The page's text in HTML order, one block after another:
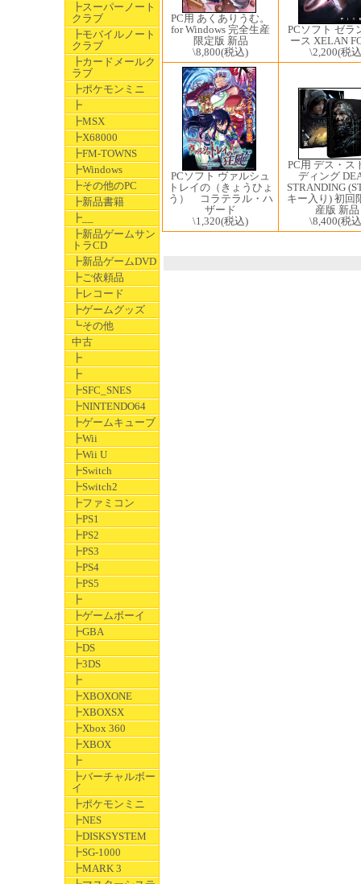
┣スーパーノート
クラブ
┣モバイルノート
クラブ
┣カードメールク
ラブ
┣ポケモンミニ
┣
┣MSX
┣X68000
┣FM-TOWNS
┣Windows
┣その他のPC
┣新品書籍
┣__
┣新品ゲームサン
トラCD
┣新品ゲームDVD
┣ご依頼品
┣レコード
┣ゲームグッズ
┗その他
中古
┣
┣
┣SFC_SNES
┣NINTENDO64
┣ゲームキューブ
┣Wii
┣Wii U
┣Switch
┣Switch2
┣ファミコン
┣PS1
┣PS2
┣PS3
┣PS4
┣PS5
┣
┣ゲームボーイ
┣GBA
┣DS
┣3DS
┣
┣XBOXONE
┣XBOXSX
┣Xbox 360
┣XBOX
┣
┣バーチャルボー
イ
┣ポケモンミニ
┣NES
┣DISKSYSTEM
┣SG-1000
┣MARK 3
PC用 あくありうむ。
for Windows 完全生産
限定版 新品
\8,800(税込)
PCソフト ゼラ
ース XELAN
\2,200(税
PCソフト ヴァルシュ
トレイの（きょうひょ
う） コラテラル・ハ
ザード
\1,320(税込)
PC用 デス・ス
ディング
STRANDING
キー入り) 初回
産版 新品
\8,400(税